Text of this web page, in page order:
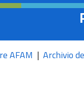
AFAM
Archivio